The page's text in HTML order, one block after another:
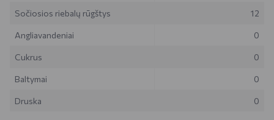
Sočiosios riebalų rūgštys 12
Angliavandeniai 0
Cukrus 0
Baltymai 0
Druska 0